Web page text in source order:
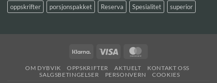
oppskrifter
porsjonspakket Reserva Spesialitet superior
Klarna Visa
OM DYBVIK OPPSKRIFTER AKTUELT
KONTAKT OSS
SALGSBETINGELSER
PERSONVERN COOKIES